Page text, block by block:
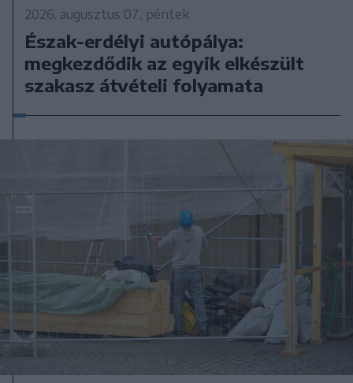
2026. augusztus 07., péntek
Észak-erdélyi autópálya:
megkezdődik az egyik elkészült
szakasz átvételi folyamata